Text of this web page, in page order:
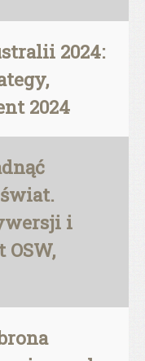
2024:
2024
i